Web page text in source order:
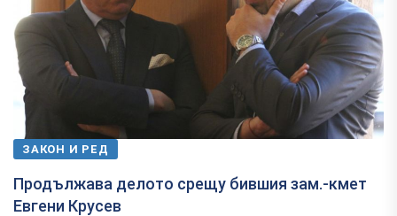
ЗАКОН И РЕД
Продължава делото срещу бившия зам.-кмет
Евгени Крусев